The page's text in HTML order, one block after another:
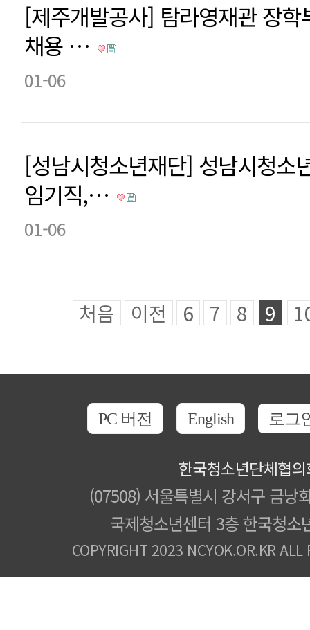
[제주개발공사] 탐라영재관 장
채용 …
01-06
[성남시청소년재단] 성남시청소
임기직,…
01-06
처음 이전 6 7 8 9
PC 버전 English 로그
한국청소년단체협
(07508) 서울특별시 강서구 금낭
국제청소년센터 3층 한국청소
COPYRIGHT 2023 NCYOK.OR.KR ALL